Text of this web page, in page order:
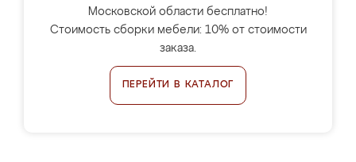
Московской области бесплатно!
Стоимость сборки мебели: 10% от стоимости
заказа.
ПЕРЕЙТИ В КАТАЛОГ